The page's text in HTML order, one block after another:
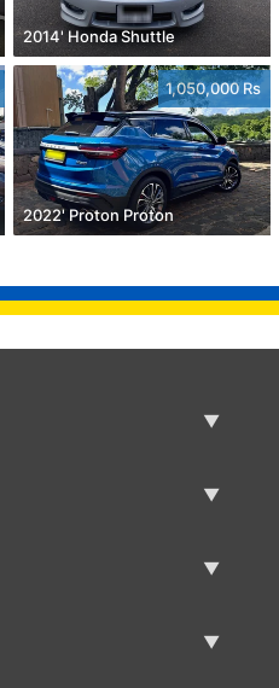
2014' Honda Shuttle
1,050,000 Rs
2022' Proton Proton